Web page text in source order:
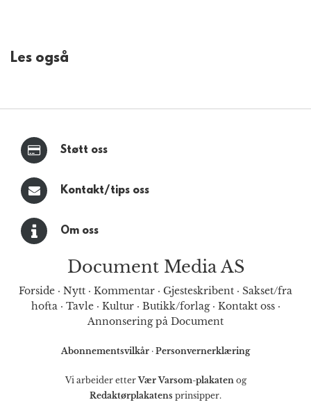
Les også
Støtt oss
Kontakt/tips oss
Om oss
Document Media AS
Forside · Nytt · Kommentar · Gjesteskribent · Sakset/fra
hofta· Tavle· Kultur· Butikk/forlag· Kontakt oss·
Annonsering på Document
Abonnementsvilkår · Personvernerklæring
Vi arbeider etterVær Varsom-plakatenog
Redaktørplakatens prinsipper.